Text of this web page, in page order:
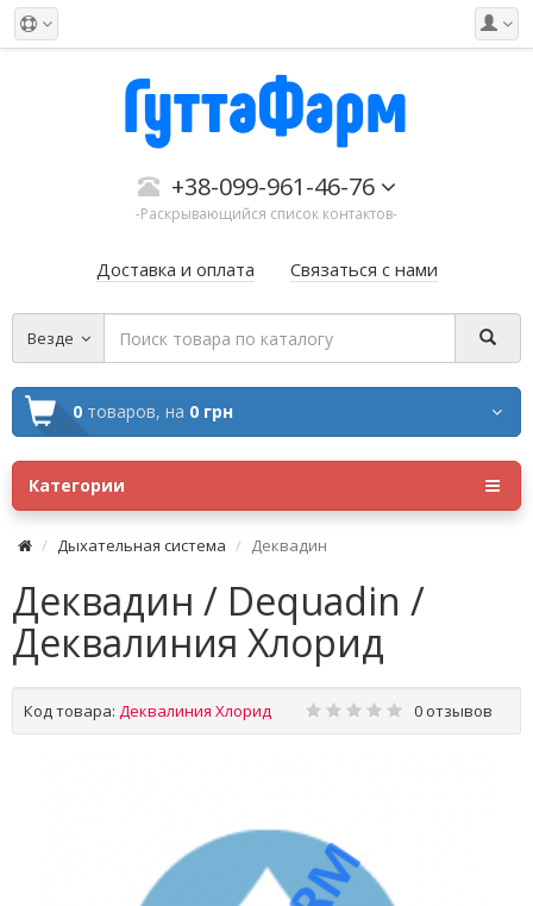
+38-099-961-46-76
-Раскрывающийся список контактов-
Доставка и оплата Связаться с нами
Везде
0 товаров, на 0 грн
Категории
Дыхательная система Деквадин
Деквадин / Dequadin /
Деквалиния Хлорид
Код товара: Деквалиния Хлорид 0 отзывов